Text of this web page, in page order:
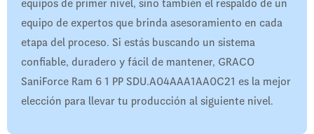
equipos de primer nivel, sino también el respaldo de un
equipo de expertos que brinda asesoramiento en cada
etapa del proceso. Si estás buscando un sistema
confiable, duradero y fácil de mantener, GRACO
SaniForce Ram 6 1 PP SDU.A04AAA1AA0C21 es la mejor
elección para llevar tu producción al siguiente nivel.